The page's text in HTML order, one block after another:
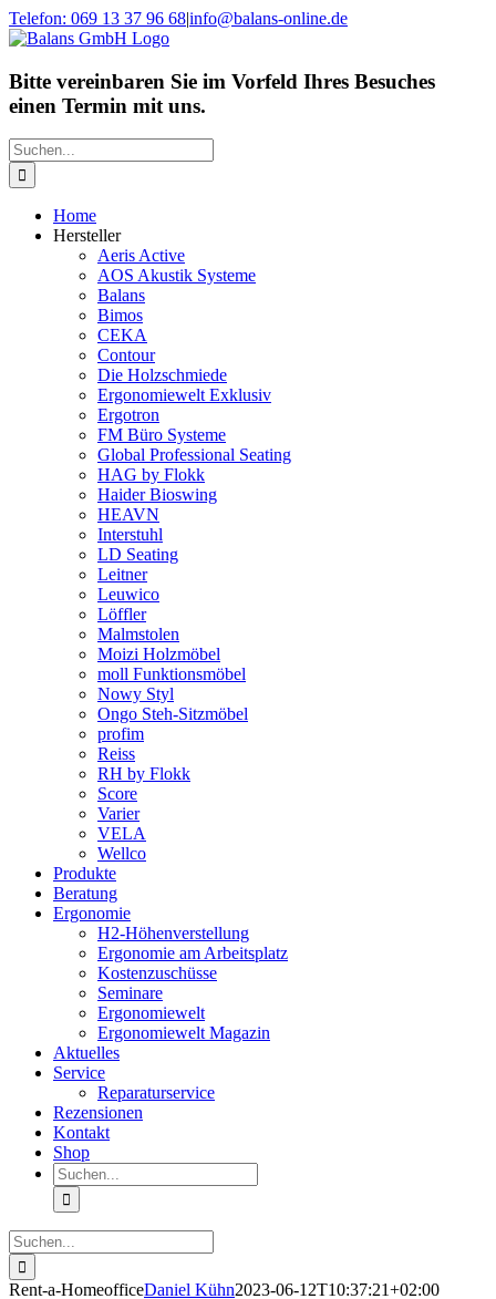
Zum
Inhalt
Telefon: 069 13 37 96 68|info@balans-online.de
Facebook
Instagram
YouTube
Bitte vereinbaren Sie im Vorfeld Ihres Besuches
einen Termin mit uns.
Suche
nach:
Home
Hersteller
Aeris Active
AOS Akustik Systeme
Balans
Bimos
CEKA
Contour
Die Holzschmiede
Ergonomiewelt Exklusiv
Ergotron
FM Büro Systeme
Global Professional Seating
HAG by Flokk
Haider Bioswing
HEAVN
Interstuhl
LD Seating
Leitner
Leuwico
Löffler
Malmstolen
Moizi Holzmöbel
moll Funktionsmöbel
Nowy Styl
Ongo Steh-Sitzmöbel
profim
Reiss
RH by Flokk
Score
Varier
VELA
Wellco
Produkte
Beratung
Ergonomie
H2-Höhenverstellung
Ergonomie am Arbeitsplatz
Kostenzuschüsse
Seminare
Ergonomiewelt
Ergonomiewelt Magazin
Aktuelles
Service
Reparaturservice
Rezensionen
Kontakt
Shop
Suche
nach:
Suche
nach:
Rent-a-HomeofficeDaniel Kühn2023-06-12T10:37:21+02:00